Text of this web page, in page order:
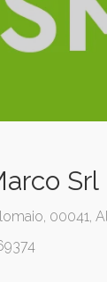
Srl
00041,